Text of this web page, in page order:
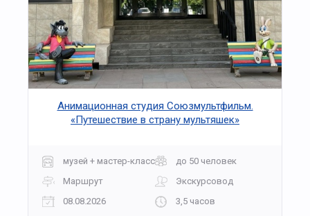
Анимационная студия Союзмультфильм.
«Путешествие в страну мультяшек»
музей + мастер-класс
до 50 человек
Маршрут
Экскурсовод
08.08.2026
3,5 часов